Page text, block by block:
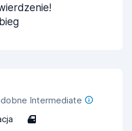
Intermediate
4